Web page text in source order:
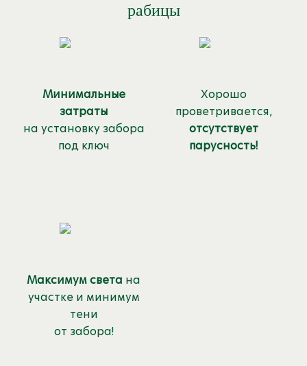
рабицы
Минимальные
затраты
на установку забора
под ключ
Хорошо
проветривается,
отсутствует
парусность!
Максимум света на
участке и минимум
тени
от забора!